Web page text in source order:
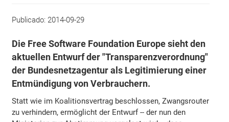
Publicado: 2014-09-29
Die Free Software Foundation Europe sieht den
aktuellen Entwurf der "Transparenzverordnung"
der Bundesnetzagentur als Legitimierung einer
Entmündigung von Verbrauchern.
Statt wie im Koalitionsvertrag beschlossen, Zwangsrouter
zu verhindern, ermöglicht der Entwurf -- der nun den